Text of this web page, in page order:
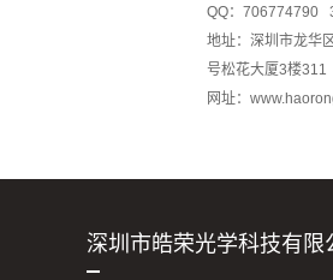
QQ：706774790
地址：深圳市龙华
号松花大厦3楼311
网址：
深圳市皓荣光学科技有限